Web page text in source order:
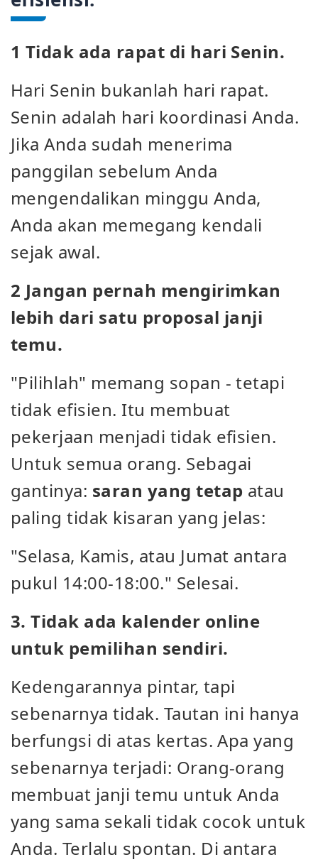
1 Tidak ada rapat di hari Senin.
Hari Senin bukanlah hari rapat.
Senin adalah hari koordinasi Anda.
Jika Anda sudah menerima
panggilan sebelum Anda
mengendalikan minggu Anda,
Anda akan memegang kendali
sejak awal.
2 Jangan pernah mengirimkan
lebih dari satu proposal janji
temu.
"Pilihlah" memang sopan - tetapi
tidak efisien. Itu membuat
pekerjaan menjadi tidak efisien.
Untuk semua orang. Sebagai
gantinya: saran yang tetap atau
paling tidak kisaran yang jelas:
"Selasa, Kamis, atau Jumat antara
pukul 14:00-18:00." Selesai.
3. Tidak ada kalender online
untuk pemilihan sendiri.
Kedengarannya pintar, tapi
sebenarnya tidak. Tautan ini hanya
berfungsi di atas kertas. Apa yang
sebenarnya terjadi: Orang-orang
membuat janji temu untuk Anda
yang sama sekali tidak cocok untuk
Anda. Terlalu spontan. Di antara